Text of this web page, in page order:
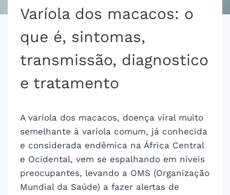
Varíola dos macacos: o
que é, sintomas,
transmissão, diagnostico
e tratamento
A varíola dos macacos, doença viral muito
semelhante à varíola comum, já conhecida
e considerada endêmica na África Central
e Ocidental, vem se espalhando em níveis
preocupantes, levando a OMS (Organização
Mundial da Saúde) a fazer alertas de